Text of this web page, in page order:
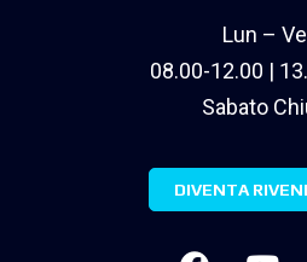
Lun –
08.00-12.00 |
Sabato
DIVENTA